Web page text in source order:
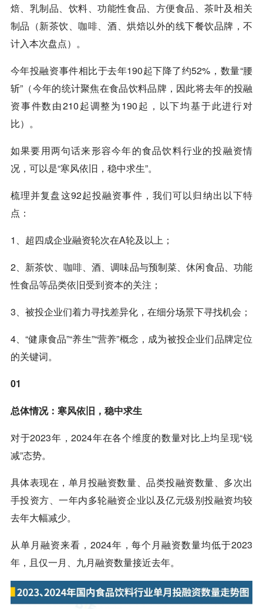
焙、乳制品、饮料、功能性食品、方便食品、茶叶及相关
制品（新茶饮、咖啡 、酒、烘焙以外的线下餐饮品牌，不
计入本次盘点）。
今年投融资事件相比于去年190起下降了约52%，数量“腰
斩”（今年的统计聚焦在食品饮料品牌，因此将去年的投融
资事件数由210起调整为190起，以下均基于此进行对
比）。
如果要用两句话来形容今年的食品饮料行业的投融资情
况，可以是“寒风依旧，稳中求生”。
梳理并复盘这92起投融资事件，我们可以归纳出以下特
点：
1、超四成企业融资轮次在A轮及以上；
2、新茶饮、 咖啡、酒、调味品与预制菜、休闲食品、功能
性食品等品类依旧受到资本的关注；
3、被投企业们着力寻找差异化，在细分场景下寻找机会；
4、“健康食品”“养生”“营养”概念，成为被投企业们品牌定位
的关键词。
01
总体情况：寒风依旧，稳中求生
对于2023年，2024年在各个维度的数量对比上均呈现“锐
减”态势。
具体表现在，单月投融资数量、品类投融资数量、多次出
手投资方、一年内多轮融资企业以及亿元级别投融资均较
去年大幅减少。
从单月融资来看，2024年，每个月融资数量均低于2023
年，且仅一月、九月融资数量接近去年。